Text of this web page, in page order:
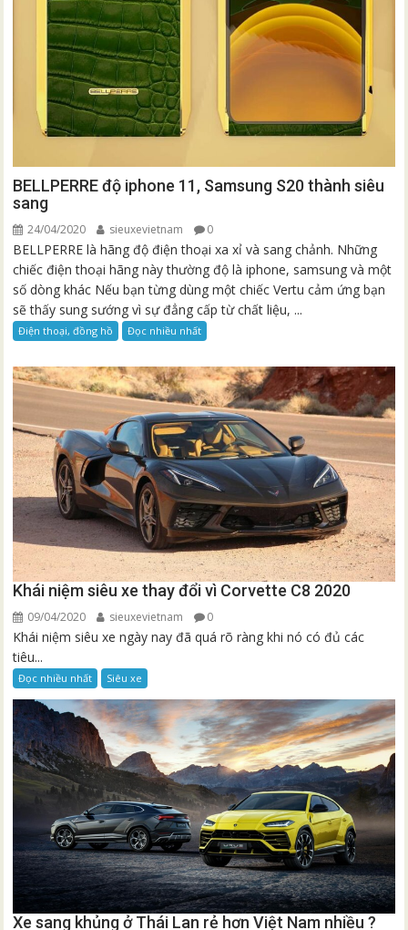
BELLPERRE độ iphone 11, Samsung S20 thành siêu
sang
24/04/2020 sieuxevietnam 0
BELLPERRE là hãng độ điện thoại xa xỉ và sang chảnh. Những
chiếc điện thoại hãng này thường độ là iphone, samsung và một
số dòng khác Nếu bạn từng dùng một chiếc Vertu cảm ứng bạn
sẽ thấy sung sướng vì sự đẳng cấp từ chất liệu, ...
Điện thoại, đồng hồ Đọc nhiều nhất
Khái niệm siêu xe thay đổi vì Corvette C8 2020
09/04/2020 sieuxevietnam 0
Khái niệm siêu xe ngày nay đã quá rõ ràng khi nó có đủ các
tiêu...
Đọc nhiều nhất Siêu xe
Xe sang khủng ở Thái Lan rẻ hơn Việt Nam nhiều ?